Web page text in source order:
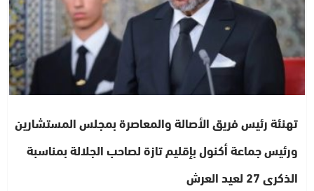
تهنئة رئيس فريق الأصالة والمعاصرة بمجلس المستشارين
ورئيس جماعة أكنول بإقليم تازة لصاحب الجلالة بمناسبة
الذكرى 27 لعيد العرش